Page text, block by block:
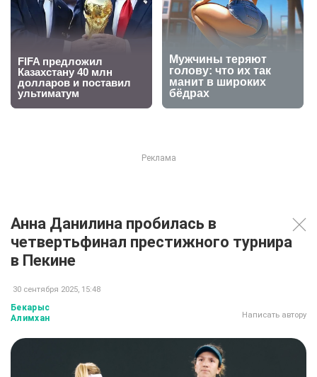
Анна Данилина пробилась в
четвертьфинал престижного турнира
в Пекине
30 сентября 2025, 15:48
Бекарыс
Алимхан
Написать автору